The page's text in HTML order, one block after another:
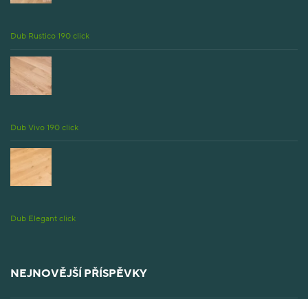
Dub Rustico 190 click
Dub Vivo 190 click
Dub Elegant click
NEJNOVĚJŠÍ PŘÍSPĚVKY